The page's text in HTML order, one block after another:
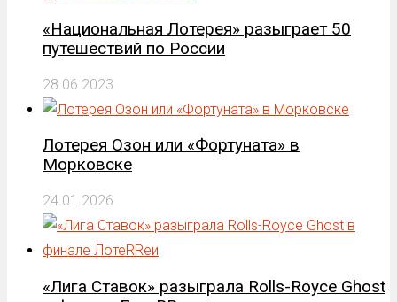
«Национальная Лотерея» разыграет 50
путешествий по России
28.06.2023
Лотерея Озон или «Фортуната» в
Морковске
24.01.2026
«Лига Ставок» разыграла Rolls-Royce Ghost